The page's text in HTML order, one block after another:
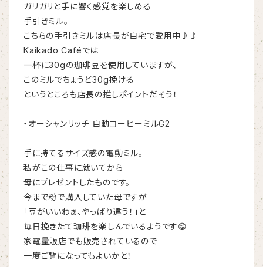
ガリガリと手に響く感覚を楽しめる
手引きミル。
こちらの手引きミルは店長が自宅で愛用中♪♪
Kaikado Caféでは
一杯に30gの珈琲豆を使用していますが、
このミルでちょうど30g挽ける
というところも店長の推しポイントだそう！
・オーシャンリッチ 自動コーヒーミルG2
手に持てるサイズ感の電動ミル。
私がこの仕事に就いてから
母にプレゼントしたものです。
今まで粉で購入していた母ですが
「豆がいいわぁ、やっぱり違う！」と
毎日挽きたて珈琲を楽しんでいるようです😁
家電量販店でも販売されているので
一度ご覧になってもよいかと！